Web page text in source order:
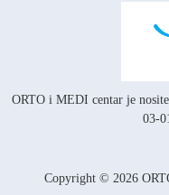
Copyright © 2026
ORTO i MEDI centar je
03-